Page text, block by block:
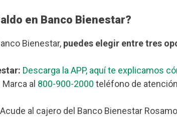
en Banco Bienestar?
Bienestar, puedes elegir entre tres
Descarga la APP, aquí te explicamos
Marca al 800-900-2000 teléfono de
Acude al cajero del Banco Bienestar